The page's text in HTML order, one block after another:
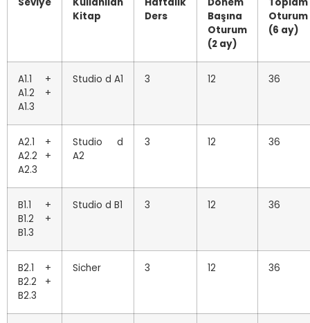
Kitap
Ders
Başına
Oturum
(2 ay)
Oturum
(6 ay)
A1.1 +
A1.2 +
A1.3
Studio d A1 3 12 36
A2.1 +
A2.2 +
A2.3
Studio d
A2
3 12 36
B1.1 +
B1.2 +
B1.3
Studio d B1 3 12 36
B2.1 +
B2.2 +
B2.3
Sicher 3 12 36